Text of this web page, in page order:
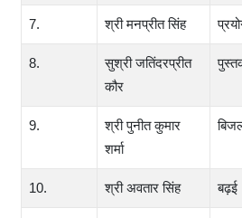
7. श्री मनप्रीत सिंह
8.
सुश्री जतिंदरप्रीत
कौर
9.
श्री पुनीत कुमार
शर्मा
10. श्री अवतार सिंह बढ़ई